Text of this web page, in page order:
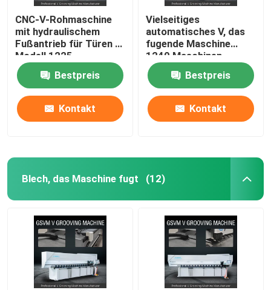
CNC-V-Rohmaschine
mit hydraulischem
Fußantrieb für Türen -
Modell 1225
Bestpreis
Kontakt
Vielseitiges
automatisches V, das
fugende Maschine
1240 Maschinen-
Edelstahl Cnc V fugt
Bestpreis
Kontakt
Blech, das Maschine fugt (12)